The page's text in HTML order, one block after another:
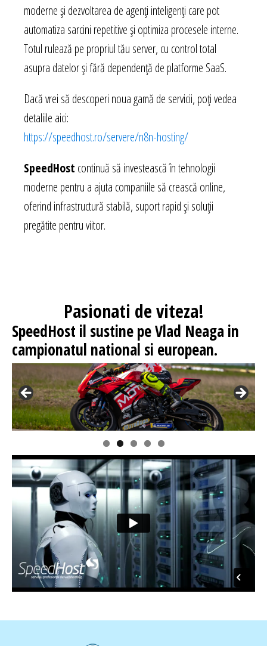
moderne și dezvoltarea de agenți inteligenți care pot
automatiza sarcini repetitive și optimiza procesele interne.
Totul rulează pe propriul tău server, cu control total
asupra datelor și fără dependență de platforme SaaS.
Dacă vrei să descoperi noua gamă de servicii, poți vedea
detaliile aici:
https://speedhost.ro/servere/n8n-hosting/
SpeedHost continuă să investească în tehnologii
moderne pentru a ajuta companiile să crească online,
oferind infrastructură stabilă, suport rapid și soluții
pregătite pentru viitor.
Pasionati de viteza!
SpeedHost il sustine pe Vlad Neaga in
campionatul national si european.